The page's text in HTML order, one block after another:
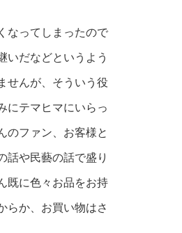
なってしまったので
いだなどというよう
せんが、そういう役
にテマヒマにいらっ
のファン、お客様と
話や民藝の話で盛り
既に色々お品をお持
らか、お買い物はさ